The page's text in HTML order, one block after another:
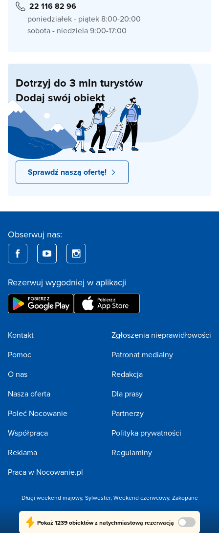
Pokaż1239 obiektówz natychmiastową rezerwacją
22 116 82 96
poniedziałek - piątek 8:00-20:00
sobota - niedziela 9:00-17:00
Dotrzyj do 3 mln turystów
Dodaj swój obiekt
Sprawdź naszą ofertę!
Obserwuj nas:
Rezerwuj wygodniej w aplikacji
Kontakt
Pomoc
O nas
Nasza oferta
Poleć Nocowanie
Współpraca
Reklama
Praca w Nocowanie.pl
Zgłoszenia nieprawidłowości
Patronat medialny
Redakcja
Dla prasy
Partnerzy
Polityka prywatności
Regulaminy
Długi weekend majowy, Sylwester, Weekend czerwcowy, Zakopane